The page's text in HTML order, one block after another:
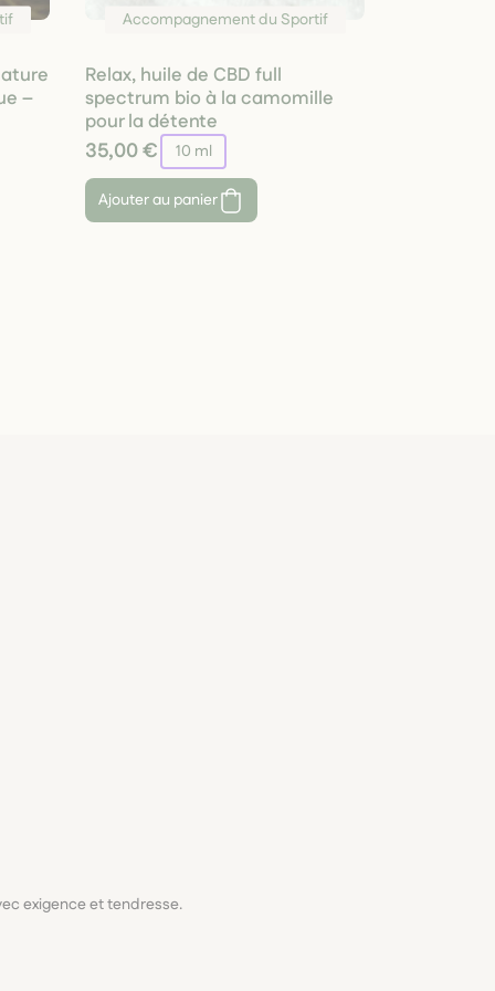
–
Accompagnement du Sportif
Relax, huile de CBD full
spectrum bio à la camomille
pour la détente
35,00 € 10 ml
Ajouter au panier
exigence et tendresse.